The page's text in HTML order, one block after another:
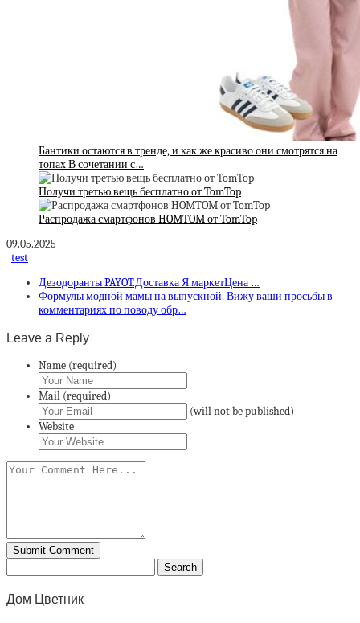
Бантики остаются в тренде, и как же красиво они смотрятся на
топах В сочетании с…
Получи третью вещь бесплатно от TomTop
Распродажа смартфонов HOMTOM от TomTop
09.05.2025
test
Дезодоранты PAYOT.Доставка Я.маркетЦена …
Формулы модной мамы на выпускной. Вижу ваши просьбы в
комментариях по поводу обр…
Leave a Reply
Name (required)
Mail (required)
(will not be published)
Website
Дом Цветник